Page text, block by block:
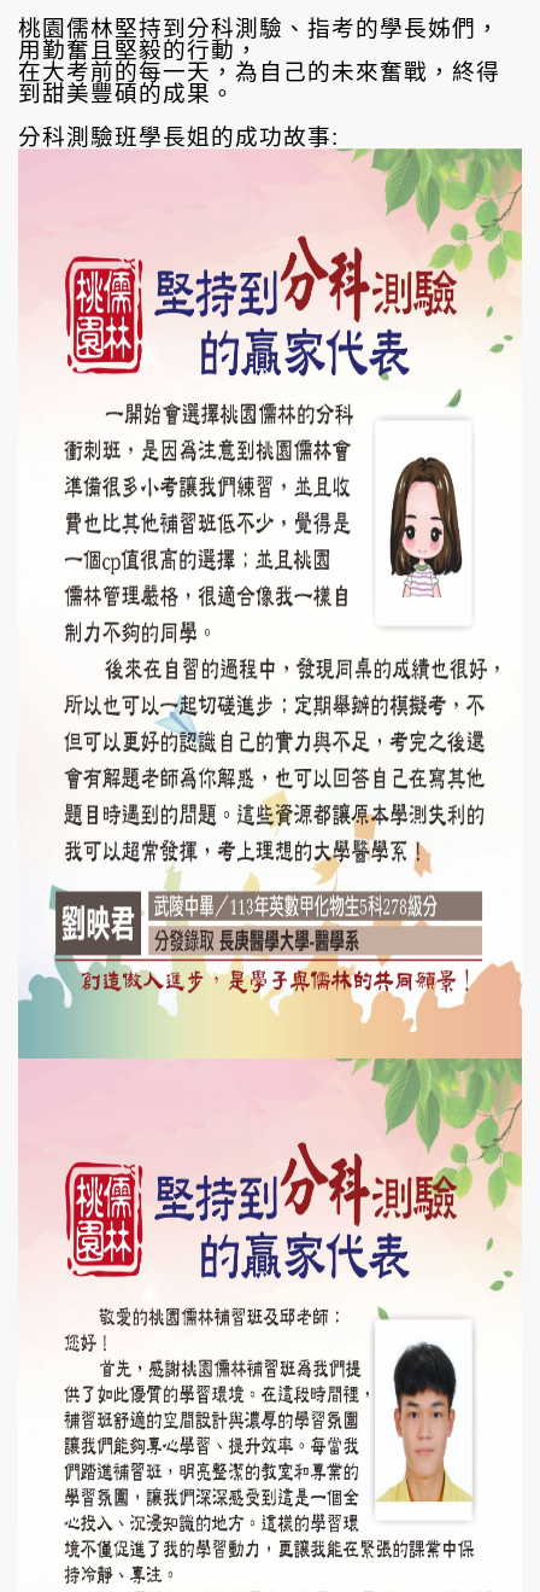
桃園儒林堅持到分科測驗、指考的學長姊們，
用勤奮且堅毅的行動，
在大考前的每一天，為自己的未來奮戰，終得
到甜美豐碩的成果。
分科測驗班學長姐的成功故事: